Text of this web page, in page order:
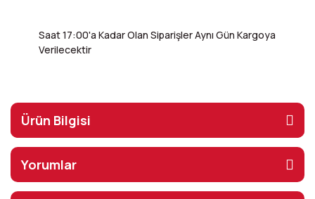
Saat 17:00'a Kadar Olan Siparişler Aynı Gün Kargoya
Verilecektir
Ürün Bilgisi
Yorumlar